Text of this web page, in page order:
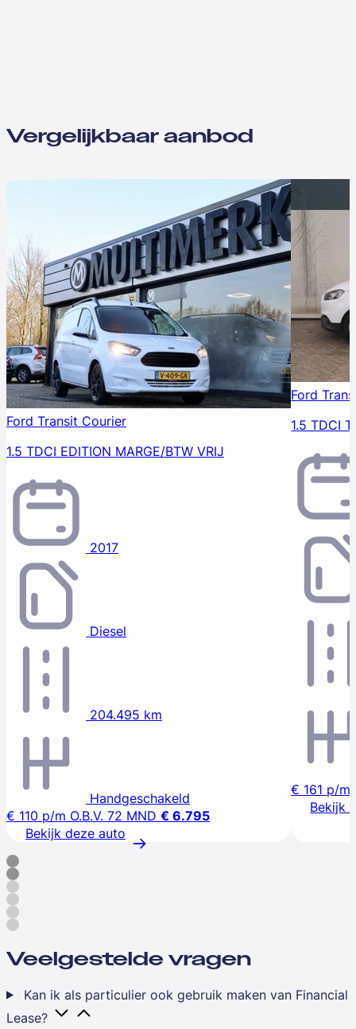
Vergelijkbaar aanbod
Ford Transit Courier
1.5 TDCI EDITION MARGE/BTW VRIJ
2017
Diesel
204.495 km
Handgeschakeld
€ 110 p/m O.B.V. 72 MND € 6.795
Bekijk deze auto
Ford
1.5 TDCI
€ 161 p/m
Bekijk
Veelgestelde vragen
Kan ik als particulier ook gebruik maken van Financial
Lease?